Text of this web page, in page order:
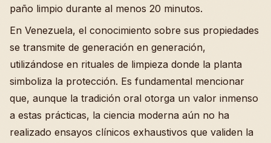
paño limpio durante al menos 20 minutos.
En Venezuela, el conocimiento sobre sus propiedades
se transmite de generación en generación,
utilizándose en rituales de limpieza donde la planta
simboliza la protección. Es fundamental mencionar
que, aunque la tradición oral otorga un valor inmenso
a estas prácticas, la ciencia moderna aún no ha
realizado ensayos clínicos exhaustivos que validen la